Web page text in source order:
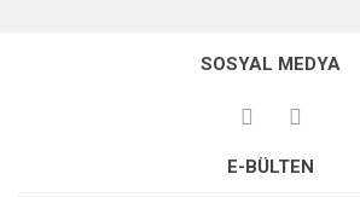
kullanarak tarafımıza iletebilirsiniz.
Görüş ve önerileriniz için teşekkür ederiz.
Ürün açıklamasında eksik bilgiler bulunuyor.
SOSYAL MEDYA
E-BÜLTEN